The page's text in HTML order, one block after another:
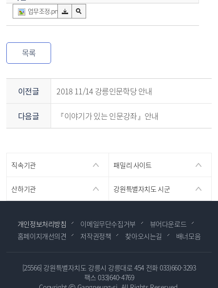
업무조정.png
목록
이전글 2018 11/14 강릉인문학당 안내
다음글 『이야기가 있는 인문강좌』안내
직속기관 패밀리 사이트
산하기관 강원특별자치도 시군
개인정보처리방침 이메일무단수집거부
뷰어다운로드
홈페이지개선의견
저작권정책 찾아오시는길 배너모음
[25566] 강원특별자치도 강릉시 강릉대로 454 전화 033)660-3293
팩스 033)640-4769